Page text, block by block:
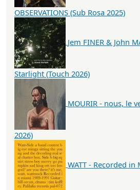
OBSERVATIONS (Sub Rosa 2025)
Jem FINER & John
Starlight (Touch 2026)
MOURIR - nous, le
2026)
WATT - Recorded in